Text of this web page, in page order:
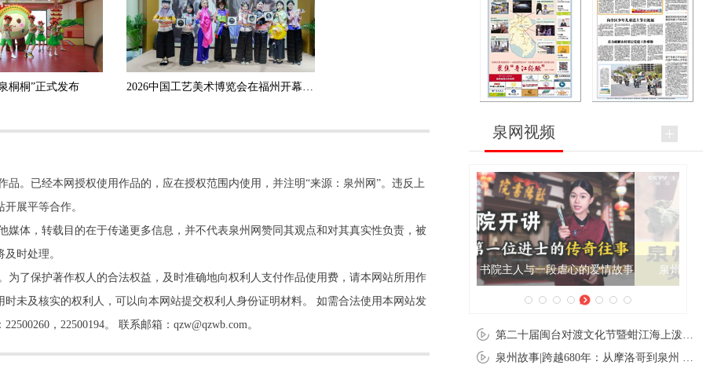
桐桐”正式发布
。已经本网授权使用作品的，应在授权范围内使用，并注明“来源：泉州网”。违反上
展平等合作。
体，转载目的在于传递更多信息，并不代表泉州网赞同其观点和对其真实性负责，被
时处理。
了保护著作权人的合法权益，及时准确地向权利人支付作品使用费，请本网站所用作
未及核实的权利人，可以向本网站提交权利人身份证明材料。 如需合法使用本网站发
，22500194。 联系邮箱：qzw@qzwb.com。
泉网视频
泉州肉粽亮相央视《新闻联播》